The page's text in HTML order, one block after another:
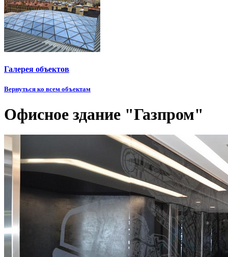
Галерея объектов
Вернуться ко всем объектам
Офисное здание "Газпром"